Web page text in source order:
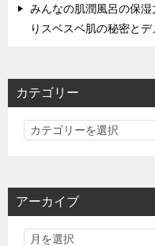
みんなの肌潤風呂の保
りスベスベ肌の秘密と
カテゴリー
カ
リ
アーカイブ